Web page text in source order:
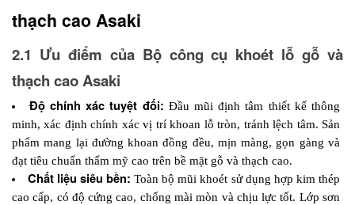
thạch cao Asaki
2.1 Ưu điểm của Bộ công cụ khoét lỗ gỗ và
thạch cao Asaki
Độ chính xác tuyệt đối: Đầu mũi định tâm thiết kế thông
minh, xác định chính xác vị trí khoan lỗ tròn, tránh lệch tâm. Sản
phẩm mang lại đường khoan đồng đều, mịn màng, gọn gàng và
đạt tiêu chuẩn thẩm mỹ cao trên bề mặt gỗ và thạch cao.
Chất liệu siêu bền: Toàn bộ mũi khoét sử dụng hợp kim thép
cao cấp, có độ cứng cao, chống mài mòn và chịu lực tốt. Lớp sơn